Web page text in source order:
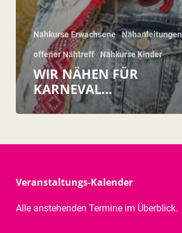
Nähkurse Erwachsene Nähanleitungen
offener Nähtreff Nähkurse Kinder
WIR NÄHEN FÜR
KARNEVAL…
Veranstaltungs-Kalender
Alle anstehenden Termine im Überblick.